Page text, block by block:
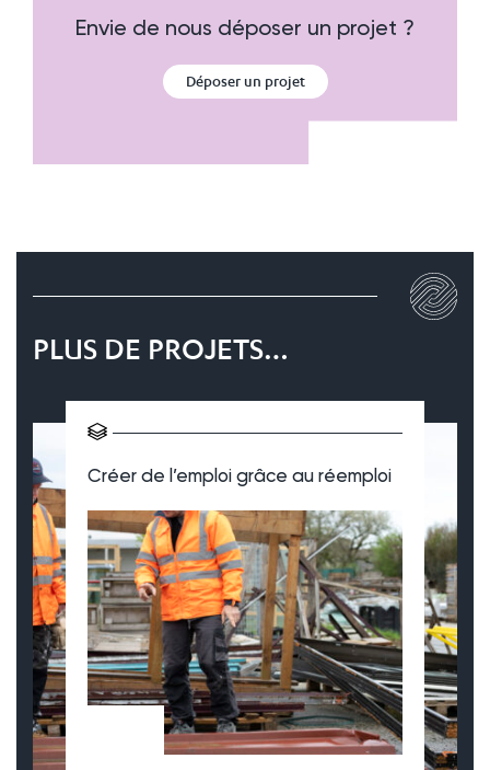
Envie de nous déposer un projet ?
Déposer un projet
PLUS DE PROJETS…
Créer de l’emploi grâce au réemploi